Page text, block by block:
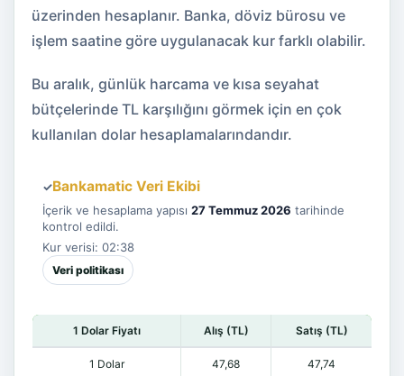
üzerinden hesaplanır. Banka, döviz bürosu ve
işlem saatine göre uygulanacak kur farklı olabilir.
Bu aralık, günlük harcama ve kısa seyahat
bütçelerinde TL karşılığını görmek için en çok
kullanılan dolar hesaplamalarındandır.
✓Bankamatic Veri Ekibi
İçerik ve hesaplama yapısı 27 Temmuz 2026 tarihinde
kontrol edildi.
Kur verisi: 02:38
Veri politikası
1 Dolar Fiyatı Alış (TL) Satış (TL)
1 Dolar 47,68 47,74